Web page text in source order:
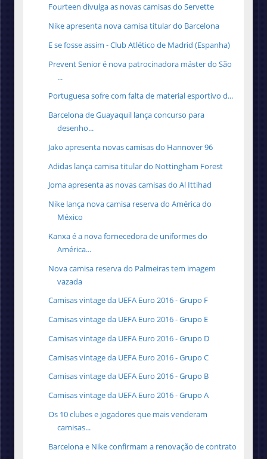
Fourteen divulga as novas camisas do Servette
Nike apresenta nova camisa titular do Barcelona
E se fosse assim - Club Atlético de Madrid (Espanha)
Prevent Senior é nova patrocinadora máster do São
...
Portuguesa sofre com falta de material esportivo d...
Barcelona de Guayaquil lança concurso para
desenho...
Jako apresenta novas camisas do Hannover 96
Adidas lança camisa titular do Nottingham Forest
Joma apresenta as novas camisas do Al Ittihad
Nike lança nova camisa reserva do América do
México
Kanxa é a nova fornecedora de uniformes do
América...
Nova camisa reserva do Palmeiras tem imagem
vazada
Camisas vintage da UEFA Euro 2016 - Grupo F
Camisas vintage da UEFA Euro 2016 - Grupo E
Camisas vintage da UEFA Euro 2016 - Grupo D
Camisas vintage da UEFA Euro 2016 - Grupo C
Camisas vintage da UEFA Euro 2016 - Grupo B
Camisas vintage da UEFA Euro 2016 - Grupo A
Os 10 clubes e jogadores que mais venderam
camisas...
Barcelona e Nike confirmam a renovação de contrato